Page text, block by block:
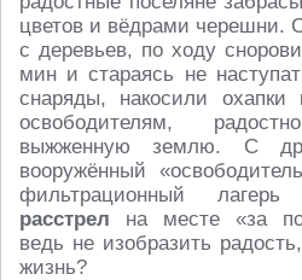
цветов и вёдрами черешни.
с деревьев, по ходу
мин и стараясь не
снаряды, накосили
освободителям,
выжженную землю. С
вооружённый
фильтрационный
расстрел на месте «за
ведь не изобразить
жизнь?